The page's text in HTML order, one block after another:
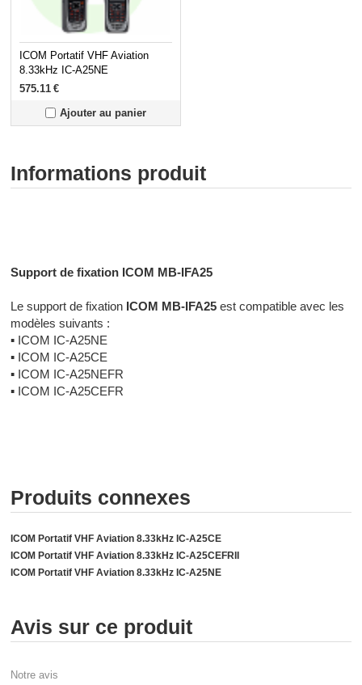
ICOM Portatif VHF Aviation
8.33kHz IC-A25NE
575.11 €
Ajouter au panier
Informations produit
Support de fixation ICOM MB-IFA25
Le support de fixation ICOM MB-IFA25 est compatible avec les
modèles suivants :
▪ ICOM IC-A25NE
▪ ICOM IC-A25CE
▪ ICOM IC-A25NEFR
▪ ICOM IC-A25CEFR
Produits connexes
ICOM Portatif VHF Aviation 8.33kHz IC-A25CE
ICOM Portatif VHF Aviation 8.33kHz IC-A25CEFRII
ICOM Portatif VHF Aviation 8.33kHz IC-A25NE
Avis sur ce produit
Notre avis